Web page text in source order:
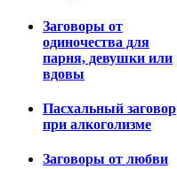
Заговоры от
одиночества для
парня, девушки или
вдовы
Пасхальный заговор
при алкоголизме
Заговоры от любви